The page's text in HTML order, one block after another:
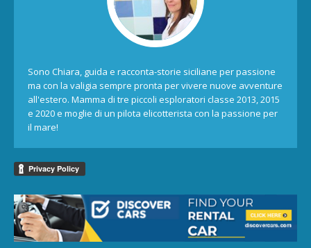
Sono Chiara, guida e racconta-storie siciliane per passione
ma con la valigia sempre pronta per vivere nuove avventure
all'estero. Mamma di tre piccoli esploratori classe 2013, 2015
e 2020 e moglie di un pilota elicotterista con la passione per
il mare!